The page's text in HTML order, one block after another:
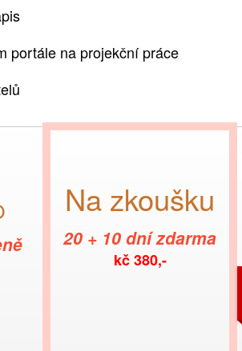
portále na projekční práce
Na zkoušku
20 + 10 dní zdarma
kč 380,-